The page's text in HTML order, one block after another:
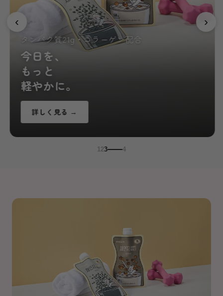
タンパク質21g・コラーゲン配合
今日を、
もっと
軽やかに。
詳しく見る →
‹ ›
123 4